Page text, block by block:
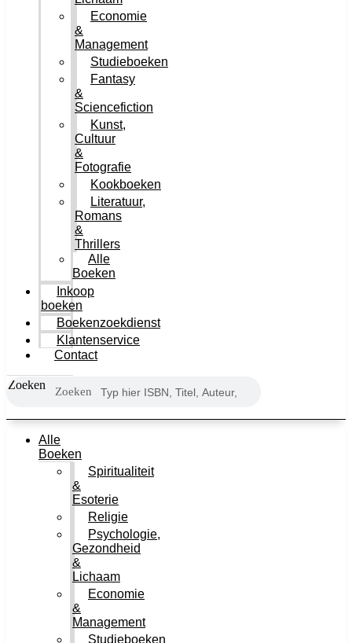
Economie
&
Management
Studieboeken
Fantasy
&
Sciencefiction
Kunst,
Cultuur
&
Fotografie
Kookboeken
Literatuur,
Romans
&
Thrillers
Alle
Boeken
Inkoop
boeken
Boekenzoekdienst
Klantenservice
Contact
Zoeken Zoeken
Alle
Boeken
Spiritualiteit
&
Esoterie
Religie
Psychologie,
Gezondheid
&
Lichaam
Economie
&
Management
Studieboeken